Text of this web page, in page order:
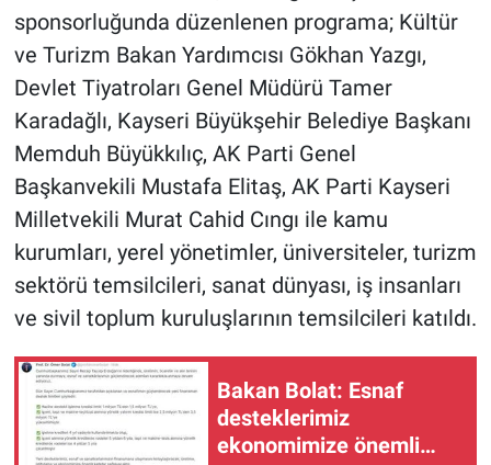
sponsorluğunda düzenlenen programa; Kültür
ve Turizm Bakan Yardımcısı Gökhan Yazgı,
Devlet Tiyatroları Genel Müdürü Tamer
Karadağlı, Kayseri Büyükşehir Belediye Başkanı
Memduh Büyükkılıç, AK Parti Genel
Başkanvekili Mustafa Elitaş, AK Parti Kayseri
Milletvekili Murat Cahid Cıngı ile kamu
kurumları, yerel yönetimler, üniversiteler, turizm
sektörü temsilcileri, sanat dünyası, iş insanları
ve sivil toplum kuruluşlarının temsilcileri katıldı.
Bakan Bolat: Esnaf
desteklerimiz
ekonomimize önemli